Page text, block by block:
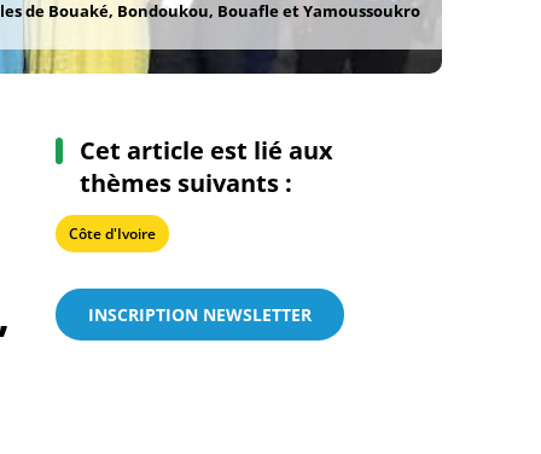
de Bouaké, Bondoukou, Bouafle et Yamoussoukro
Cet article est lié aux
thèmes suivants :
Côte d'Ivoire
INSCRIPTION NEWSLETTER